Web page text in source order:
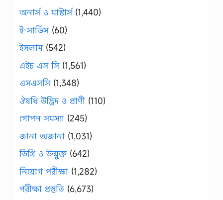
অনার্স ও মাস্টার্স(1,440)
ই-সার্ভিস(60)
ইসলাম(542)
এইচ এস সি(1,561)
এসএসসি(1,348)
ঔষধি উদ্ভিদ ও প্রাণী (110)
গোপন সমস্যা (245)
জানা অজানা (1,031)
ডিগ্রি ও উন্মুক্ত (642)
নিয়োগ পরীক্ষা (1,282)
পরীক্ষা প্রস্তুতি (6,673)